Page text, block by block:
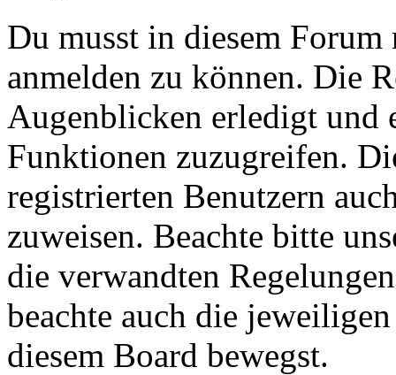
Du musst in diesem
anmelden zu können. Die
Augenblicken erledigt und
Funktionen zuzugreifen.
registrierten Benutzern
zuweisen. Beachte bitte
die verwandten
beachte auch die
diesem Board bewegst.